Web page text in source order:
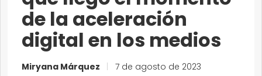
de la aceleración
digital en los medios
Miryana Márquez 7 de agosto de 2023